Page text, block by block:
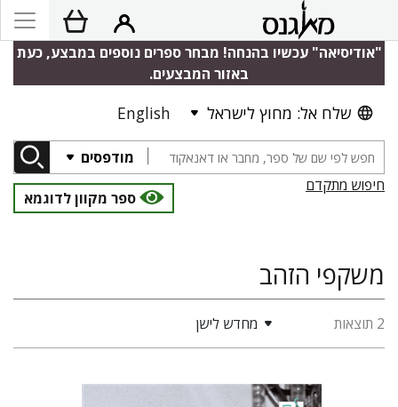
"אודיסיאה" עכשיו בהנחה! מבחר ספרים נוספים במבצע, כעת
באזור המבצעים.
שלח אל: מחוץ לישראל English
מודפסים
חיפוש מתקדם
ספר מקוון לדוגמא
משקפי הזהב
2 תוצאות מחדש לישן